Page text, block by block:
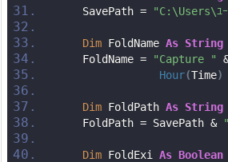
    SavePath =
"C:\Users\ﾕ
Dim FoldName As String
    FoldName =
"Capture "
Hour(Time)
Dim FoldPath As String
    FoldPath = SavePath &
Dim FoldExi As Boolean